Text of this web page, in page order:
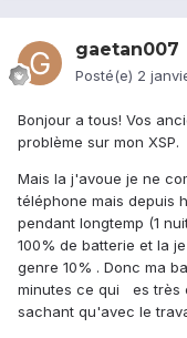
gaetan007
Posté(e) 2
Bonjour a tous! Vos
problème sur mon XSP.
Mais la j'avoue je ne
téléphone mais depuis
pendant longtemp (1
100% de batterie et la
genre 10% . Donc ma
minutes ce qui es très
sachant qu'avec le